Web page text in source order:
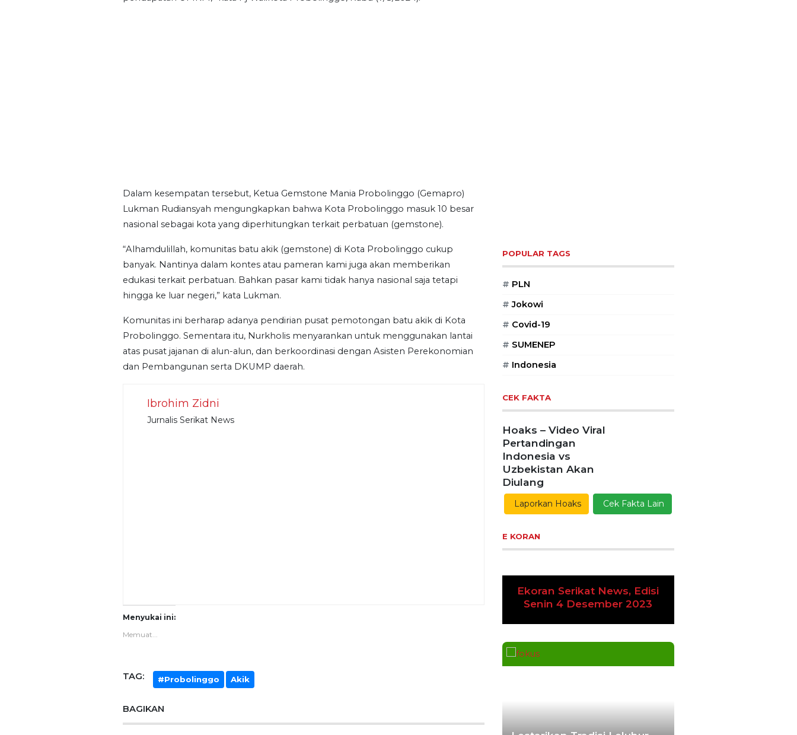
Dalam kesempatan tersebut, Ketua Gemstone Mania Probolinggo (Gemapro)
Lukman Rudiansyah mengungkapkan bahwa Kota Probolinggo masuk 10 besar
nasional sebagai kota yang diperhitungkan terkait perbatuan (gemstone).
“Alhamdulillah, komunitas batu akik (gemstone) di Kota Probolinggo cukup
banyak. Nantinya dalam kontes atau pameran kami juga akan memberikan
edukasi terkait perbatuan. Bahkan pasar kami tidak hanya nasional saja tetapi
hingga ke luar negeri,” kata Lukman.
Komunitas ini berharap adanya pendirian pusat pemotongan batu akik di Kota
Probolinggo. Sementara itu, Nurkholis menyarankan untuk menggunakan lantai
atas pusat jajanan di alun-alun, dan berkoordinasi dengan Asisten Perekonomian
dan Pembangunan serta DKUMP daerah.
Ibrohim Zidni
Jurnalis Serikat News
Menyukai ini:
Memuat...
TAG: #Probolinggo Akik
BAGIKAN
# PLN
# Jokowi
# Covid-19
# SUMENEP
Hoaks – Video Viral
Pertandingan
Indonesia vs
Uzbekistan Akan
Diulang
Kamis 9 November 2023
Previous Next